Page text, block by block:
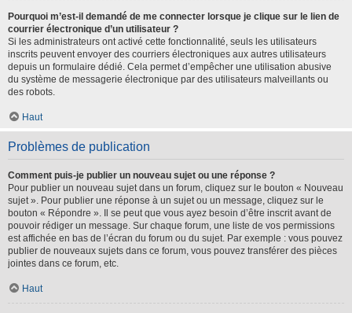
Pourquoi m’est-il demandé de me connecter lorsque je clique sur le lien de
courrier électronique d’un utilisateur ?
Si les administrateurs ont activé cette fonctionnalité, seuls les utilisateurs
inscrits peuvent envoyer des courriers électroniques aux autres utilisateurs
depuis un formulaire dédié. Cela permet d’empêcher une utilisation abusive
du système de messagerie électronique par des utilisateurs malveillants ou
des robots.
Haut
Problèmes de publication
Comment puis-je publier un nouveau sujet ou une réponse ?
Pour publier un nouveau sujet dans un forum, cliquez sur le bouton « Nouveau
sujet ». Pour publier une réponse à un sujet ou un message, cliquez sur le
bouton « Répondre ». Il se peut que vous ayez besoin d’être inscrit avant de
pouvoir rédiger un message. Sur chaque forum, une liste de vos permissions
est affichée en bas de l’écran du forum ou du sujet. Par exemple : vous pouvez
publier de nouveaux sujets dans ce forum, vous pouvez transférer des pièces
jointes dans ce forum, etc.
Haut